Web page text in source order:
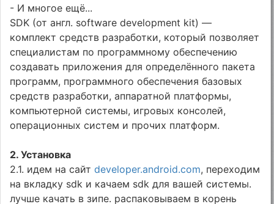
- И многое ещё...
SDK (от англ. software development kit) —
комплект средств разработки, который позволяет
специалистам по программному обеспечению
создавать приложения для определённого пакета
программ, программного обеспечения базовых
средств разработки, аппаратной платформы,
компьютерной системы, игровых консолей,
операционных систем и прочих платформ.
2. Установка
2.1. идем на сайтdeveloper.android.com, переходим
на вкладку sdk и качаем sdk для вашей системы.
лучше качать в зипе. распаковываем в корень